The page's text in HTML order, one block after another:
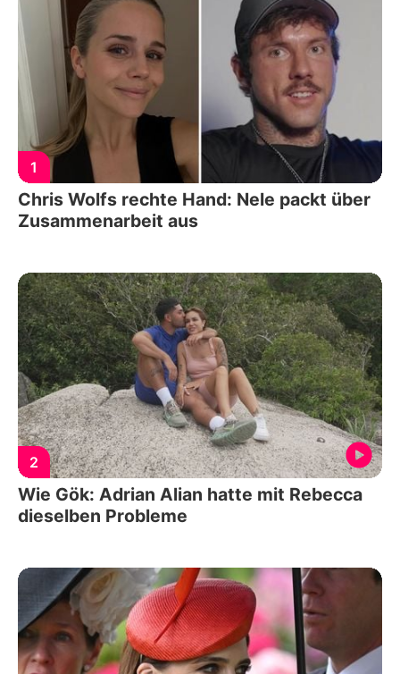
1
Chris Wolfs rechte Hand: Nele packt über
Zusammenarbeit aus
2
Wie Gök: Adrian Alian hatte mit Rebecca
dieselben Probleme